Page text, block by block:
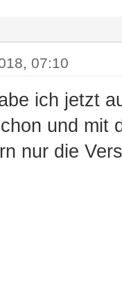
07:10
ich jetzt
und mit
nur die